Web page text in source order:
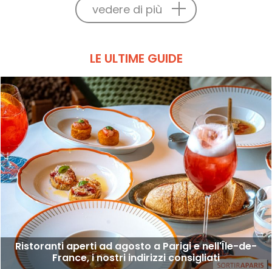
vedere di più
LE ULTIME GUIDE
Ristoranti aperti ad agosto a Parigi e nell'Île-de-
France, i nostri indirizzi consigliati